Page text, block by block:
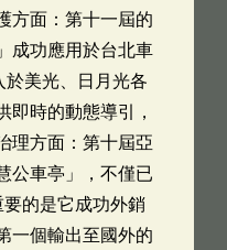
方面：第十一屆的
成功應用於台北車
美光、日月光各
即時的動態導引，
理方面：第十屆亞
公車亭」，不僅已
的是它成功外銷
一個輸出至國外的